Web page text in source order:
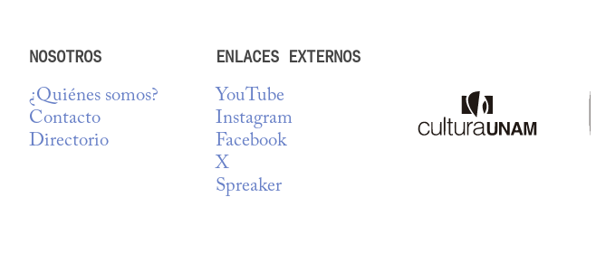
NOSOTROS
¿Quiénes somos?
Contacto
Directorio
ENLACES EXTERNOS
YouTube
Instagram
Facebook
X
Spreaker